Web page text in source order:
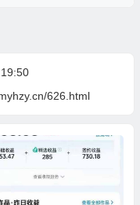
626.html